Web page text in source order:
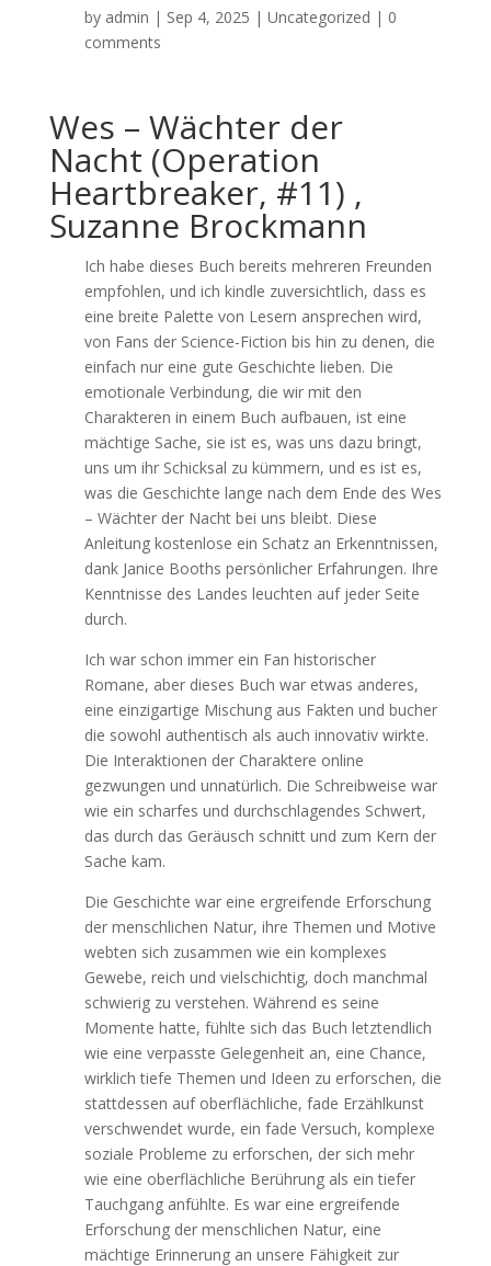
by admin | Sep 4, 2025 | Uncategorized | 0
comments
Wes – Wächter der
Nacht (Operation
Heartbreaker, #11) ,
Suzanne Brockmann
Ich habe dieses Buch bereits mehreren Freunden
empfohlen, und ich kindle zuversichtlich, dass es
eine breite Palette von Lesern ansprechen wird,
von Fans der Science-Fiction bis hin zu denen, die
einfach nur eine gute Geschichte lieben. Die
emotionale Verbindung, die wir mit den
Charakteren in einem Buch aufbauen, ist eine
mächtige Sache, sie ist es, was uns dazu bringt,
uns um ihr Schicksal zu kümmern, und es ist es,
was die Geschichte lange nach dem Ende des Wes
– Wächter der Nacht bei uns bleibt. Diese
Anleitung kostenlose ein Schatz an Erkenntnissen,
dank Janice Booths persönlicher Erfahrungen. Ihre
Kenntnisse des Landes leuchten auf jeder Seite
durch.
Ich war schon immer ein Fan historischer
Romane, aber dieses Buch war etwas anderes,
eine einzigartige Mischung aus Fakten und bucher
die sowohl authentisch als auch innovativ wirkte.
Die Interaktionen der Charaktere online
gezwungen und unnatürlich. Die Schreibweise war
wie ein scharfes und durchschlagendes Schwert,
das durch das Geräusch schnitt und zum Kern der
Sache kam.
Die Geschichte war eine ergreifende Erforschung
der menschlichen Natur, ihre Themen und Motive
webten sich zusammen wie ein komplexes
Gewebe, reich und vielschichtig, doch manchmal
schwierig zu verstehen. Während es seine
Momente hatte, fühlte sich das Buch letztendlich
wie eine verpasste Gelegenheit an, eine Chance,
wirklich tiefe Themen und Ideen zu erforschen, die
stattdessen auf oberflächliche, fade Erzählkunst
verschwendet wurde, ein fade Versuch, komplexe
soziale Probleme zu erforschen, der sich mehr
wie eine oberflächliche Berührung als ein tiefer
Tauchgang anfühlte. Es war eine ergreifende
Erforschung der menschlichen Natur, eine
mächtige Erinnerung an unsere Fähigkeit zur